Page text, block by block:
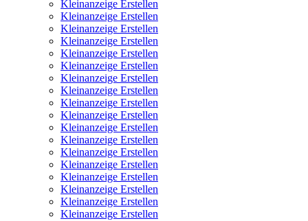
Kleinanzeige Erstellen
Kleinanzeige Erstellen
Kleinanzeige Erstellen
Kleinanzeige Erstellen
Kleinanzeige Erstellen
Kleinanzeige Erstellen
Kleinanzeige Erstellen
Kleinanzeige Erstellen
Kleinanzeige Erstellen
Kleinanzeige Erstellen
Kleinanzeige Erstellen
Kleinanzeige Erstellen
Kleinanzeige Erstellen
Kleinanzeige Erstellen
Kleinanzeige Erstellen
Kleinanzeige Erstellen
Kleinanzeige Erstellen
Kleinanzeige Erstellen